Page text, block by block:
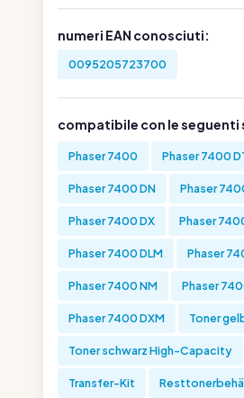
numeri EAN conosciuti:
0095205723700
compatibile con le
Phaser 7400 Phaser 7400
Phaser 7400 DN Phaser
Phaser 7400 DX Phaser
Phaser 7400 DLM Phaser
Phaser 7400 NM Phaser
Phaser 7400 DXM Toner
Toner schwarz High-Capacity
Transfer-Kit